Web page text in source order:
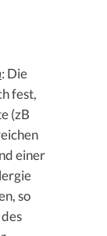
: Die
fest,
(zB
einer
so